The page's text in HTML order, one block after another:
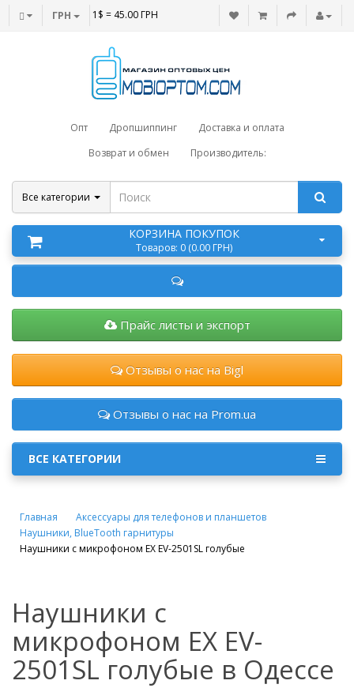
ГРН 1$ = 45.00 ГРН
Опт Дропшиппинг
Доставка и оплата
Возврат и обмен
Производитель:
Все категории
КОРЗИНА ПОКУПОК
Товаров: 0 (0.00 ГРН)
Прайс листы и экспорт
Отзывы о нас на Bigl
Отзывы о нас на Prom.ua
ВСЕ КАТЕГОРИИ
Главная
Аксессуары для телефонов и планшетов
Наушники, BlueTooth гарнитуры
Наушники с микрофоном EX EV-2501SL голубые
Наушники с
микрофоном EX EV-
2501SL голубые в Одессе